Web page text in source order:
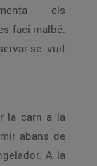
els
faci malbé.
se vuit
la carn a la
abans de
A la